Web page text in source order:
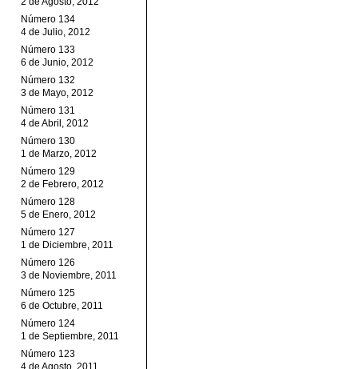
Número 134
4 de Julio, 2012
Número 133
6 de Junio, 2012
Número 132
3 de Mayo, 2012
Número 131
4 de Abril, 2012
Número 130
1 de Marzo, 2012
Número 129
2 de Febrero, 2012
Número 128
5 de Enero, 2012
Número 127
1 de Diciembre, 2011
Número 126
3 de Noviembre, 2011
Número 125
6 de Octubre, 2011
Número 124
1 de Septiembre, 2011
Número 123
4 de Agosto, 2011